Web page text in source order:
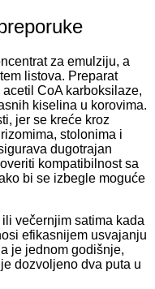
za emulziju, a
listova. Preparat
CoA karboksilaze,
kiselina u korovima.
jer se kreće kroz
stolonima i
dugotrajan
kompatibilnost sa
bi se izbegle moguće
večernjim satima kada
efikasnijem usvajanju
je jednom godišnje,
dozvoljeno dva puta u